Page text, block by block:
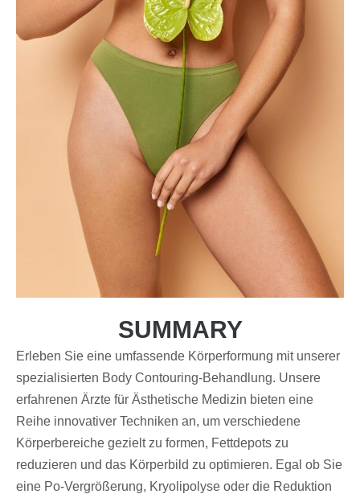
SUMMARY
Erleben Sie eine umfassende Körperformung mit unserer
spezialisierten Body Contouring-Behandlung. Unsere
erfahrenen Ärzte für Ästhetische Medizin bieten eine
Reihe innovativer Techniken an, um verschiedene
Körperbereiche gezielt zu formen, Fettdepots zu
reduzieren und das Körperbild zu optimieren. Egal ob Sie
eine Po-Vergrößerung, Kryolipolyse oder die Reduktion